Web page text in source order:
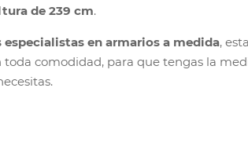
de 239 cm.
especialistas en armarios a medida,
comodidad, para que tengas la